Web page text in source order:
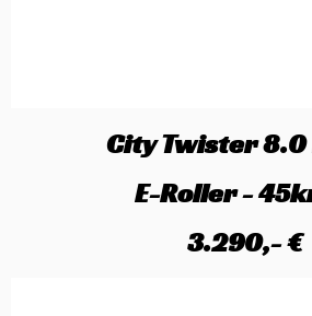
City Twister
E-Roller -
3.290,- €